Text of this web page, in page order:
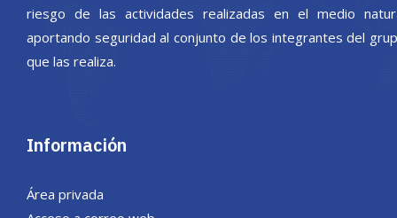
riesgo de las actividades realizadas en el medio
aportando seguridad al conjunto de los integrantes del
que las realiza.
Información
Área privada